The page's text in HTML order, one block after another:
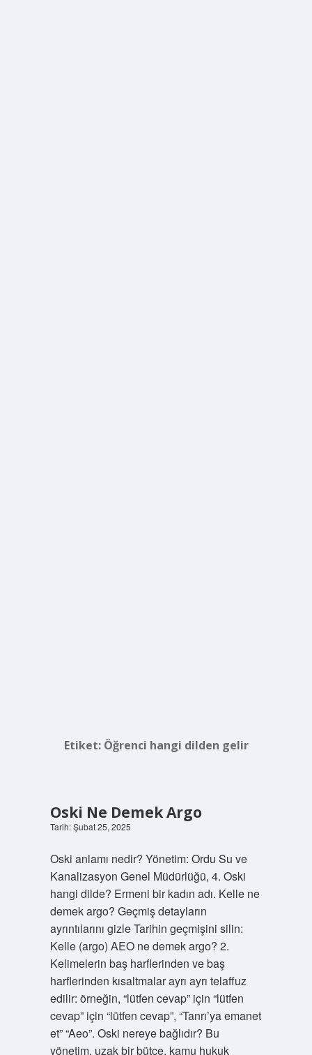
Etiket: Öğrenci hangi dilden gelir
Oski Ne Demek Argo
Tarih: Şubat 25, 2025
Oski anlamı nedir? Yönetim: Ordu Su ve
Kanalizasyon Genel Müdürlüğü, 4. Oski
hangi dilde? Ermeni bir kadın adı. Kelle ne
demek argo? Geçmiş detayların
ayrıntılarını gizle Tarihin geçmişini silin:
Kelle (argo) AEO ne demek argo? 2.
Kelimelerin baş harflerinden ve baş
harflerinden kısaltmalar ayrı ayrı telaffuz
edilir: örneğin, “lütfen cevap” için “lütfen
cevap” için “lütfen cevap”, “Tanrı’ya emanet
et” “Aeo”. Oski nereye bağlıdır? Bu
yönetim, uzak bir bütçe, kamu hukuk